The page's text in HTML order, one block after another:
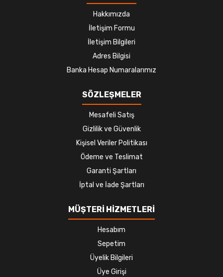
Hakkımızda
İletişim Formu
İletişim Bilgileri
Adres Bilgisi
Banka Hesap Numaralarımız
SÖZLEŞMELER
Mesafeli Satış
Gizlilik ve Güvenlik
Kişisel Veriler Politikası
Ödeme ve Teslimat
Garanti Şartları
İptal ve İade Şartları
MÜŞTERİ HİZMETLERİ
Hesabım
Sepetim
Üyelik Bilgileri
Üye Girişi